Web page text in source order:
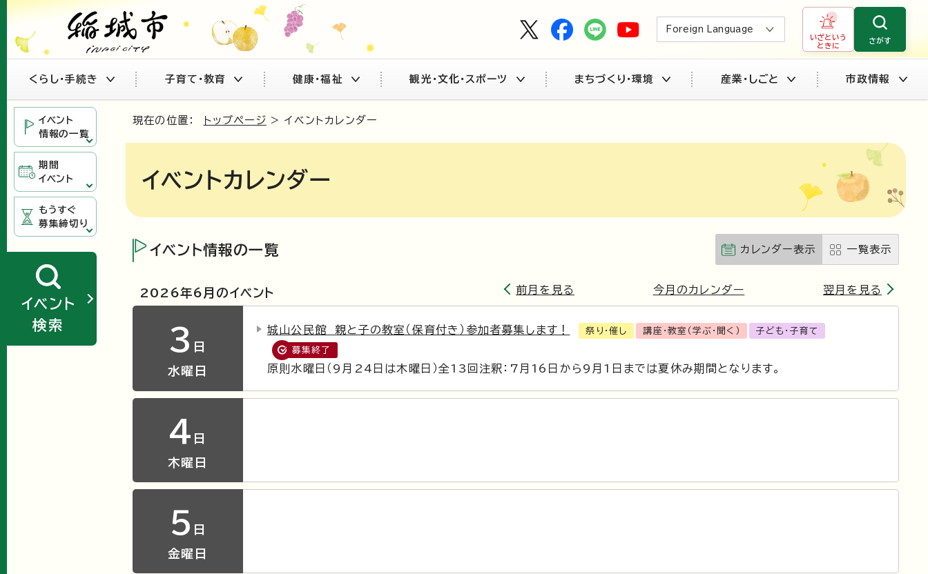
Foreign Language
いざという
ときに
さがす
くらし・手続き 子育て・教育 健康・福祉 観光・文化・スポーツ まちづくり・環境 産業・しごと 市政情報
現在の位置： トップページ > イベントカレンダー
イベントカレンダー
イベント
情報の一覧
期間
イベント
もうすぐ
募集締切り
イベント
検索
イベント情報の一覧 カレンダー表示 一覧表示
前月を見る 今月のカレンダー 翌月を見る
2026年6月のイベント
3 日
水曜日
城山公民館 親と子の教室（保育付き）参加者募集します！ 祭り・催し 講座・教室（学ぶ・聞く） 子ども・子育て
募集終了
原則水曜日（9月24日は木曜日）全13回注釈：7月16日から9月1日までは夏休み期間となります。
4 日
木曜日
5 日
金曜日